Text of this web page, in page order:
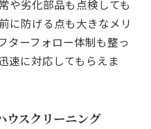
や劣化部品も点検しても
に防げる点も大きなメリ
ターフォロー体制も整っ
速に対応してもらえま
ウスクリーニング